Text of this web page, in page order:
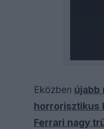
Eközben újabb
horrorisztikus
Ferrari nagy